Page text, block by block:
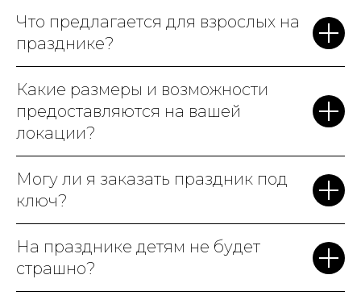
Что предлагается для взрослых на
празднике?
Какие размеры и возможности
предоставляются на вашей
локации?
Могу ли я заказать праздник под
ключ?
На празднике детям не будет
страшно?